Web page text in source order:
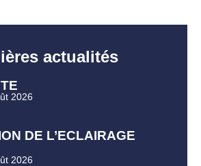
actualités
2026
DE L’ECLAIRAGE
2026